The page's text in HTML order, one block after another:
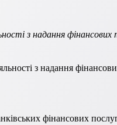
з надання
з надання
фінансових